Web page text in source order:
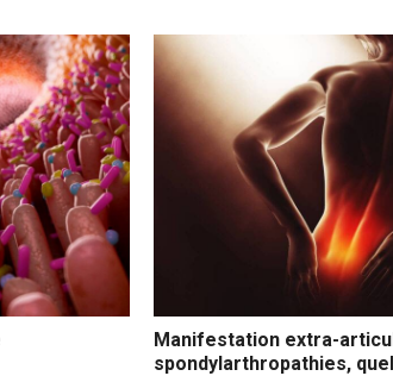
Manifestation extra-
spondylarthropathies,